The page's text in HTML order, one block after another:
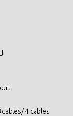
4 cables